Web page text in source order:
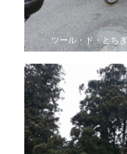
ツール・ド・とち